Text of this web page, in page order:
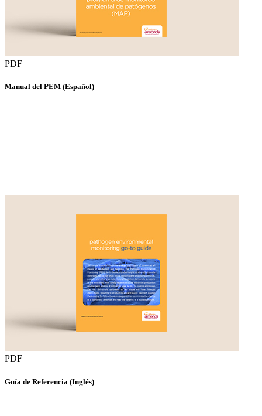
PDF
Manual del PEM (Español)
PDF
Guía de Referencia (Inglés)